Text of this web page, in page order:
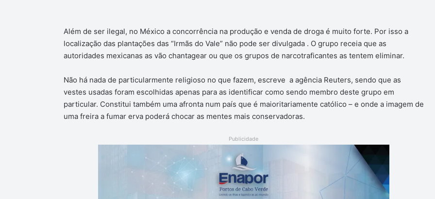
Além de ser ilegal, no México a concorrência na produção e venda de droga é muito forte. Por isso a
localização das plantações das “Irmãs do Vale” não pode ser divulgada . O grupo receia que as
autoridades mexicanas as vão chantagear ou que os grupos de narcotraficantes as tentem eliminar.
Não há nada de particularmente religioso no que fazem, escreve a agência Reuters, sendo que as
vestes usadas foram escolhidas apenas para as identificar como sendo membro deste grupo em
particular. Constitui também uma afronta num país que é maioritariamente católico – e onde a imagem de
uma freira a fumar erva poderá chocar as mentes mais conservadoras.
Publicidade